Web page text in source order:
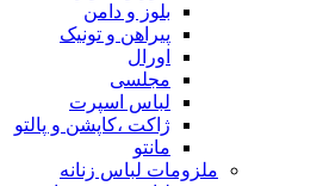
بلوز و دامن
پیراهن و تونیک
اورال
مجلسی
لباس اسپرت
ژاکت ،کاپشن و پالتو
مانتو
ملزومات لباس زنانه